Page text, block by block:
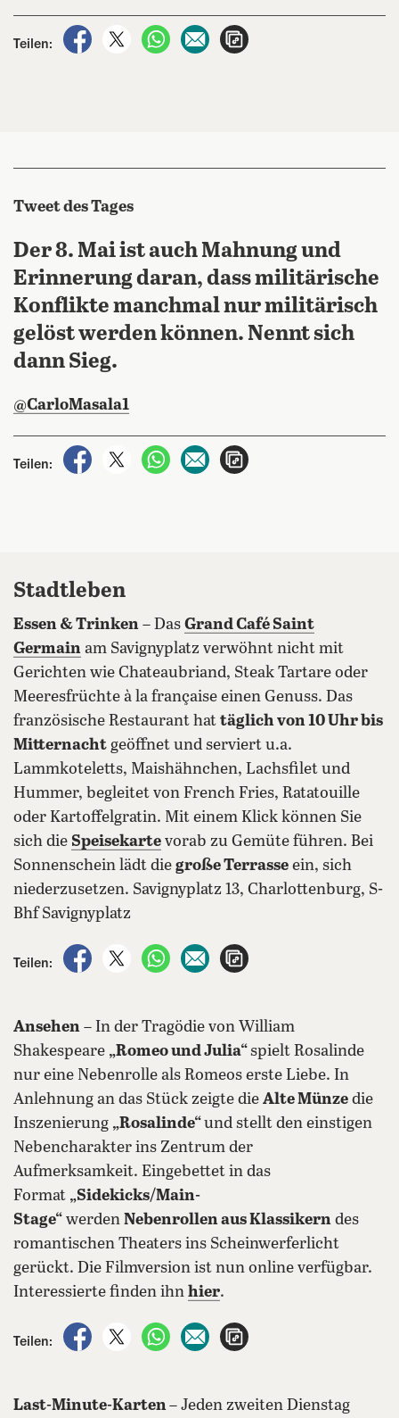
Teilen:
auf Facebook teilen
auf X teilenper WhatsApp teilen
per E-Mail teilen
Tweet des Tages
Der 8. Mai ist auch Mahnung und
Erinnerung daran, dass militärische
Konflikte manchmal nur militärisch
gelöst werden können. Nennt sich
dann Sieg.
@CarloMasala1
Teilen:
auf Facebook teilen
auf X teilenper WhatsApp teilen
per E-Mail teilen
Stadtleben
Essen & Trinken – Das Grand Café Saint
Germain am Savignyplatz verwöhnt nicht mit
Gerichten wie Chateaubriand, Steak Tartare oder
Meeresfrüchte à la française einen Genuss. Das
französische Restaurant hat täglich von 10 Uhr bis
Mitternacht geöffnet und serviert u.a.
Lammkoteletts, Maishähnchen, Lachsfilet und
Hummer, begleitet von French Fries, Ratatouille
oder Kartoffelgratin. Mit einem Klick können Sie
sich die Speisekarte vorab zu Gemüte führen. Bei
Sonnenschein lädt die große Terrasse ein, sich
niederzusetzen. Savignyplatz 13, Charlottenburg, S-
Bhf Savignyplatz
Teilen:
auf Facebook teilen
auf X teilenper WhatsApp teilen
per E-Mail teilen
Ansehen – In der Tragödie von William
Shakespeare „Romeo und Julia“spielt Rosalinde
nur eine Nebenrolle als Romeos erste Liebe. In
Anlehnung an das Stück zeigte die Alte Münze die
Inszenierung „Rosalinde“und stellt den einstigen
Nebencharakter ins Zentrum der
Aufmerksamkeit. Eingebettet in das
Format „Sidekicks/Main-
Stage“ werden Nebenrollen aus Klassikern des
romantischen Theaters ins Scheinwerferlicht
gerückt. Die Filmversion ist nun online verfügbar.
Interessierte finden ihn hier.
Teilen:
auf Facebook teilen
auf X teilenper WhatsApp teilen
per E-Mail teilen
Last-Minute-Karten– Jeden zweiten Dienstag